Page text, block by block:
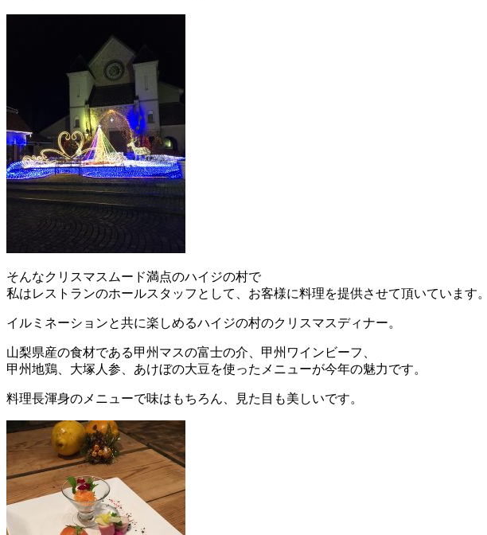
そんなクリスマスムード満点のハイジの村で
私はレストランのホールスタッフとして、お客様に料理を提供させて頂いています。
イルミネーションと共に楽しめるハイジの村のクリスマスディナー。
山梨県産の食材である甲州マスの富士の介、甲州ワインビーフ、
甲州地鶏、大塚人参、あけぼの大豆を使ったメニューが今年の魅力です。
料理長渾身のメニューで味はもちろん、見た目も美しいです。